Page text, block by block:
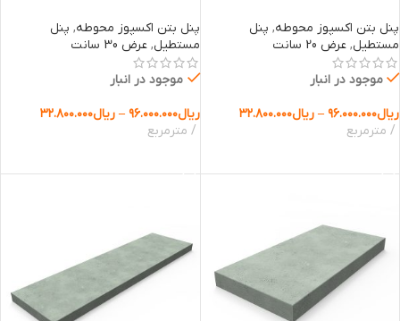
پنل بتن اکسپوز محوطه, پنل
مستطیل, عرض 20 سانت
موجود در انبار
ریال۹۶.۰۰۰.۰۰۰ – ریال۳۲.۸۰۰.۰۰۰
مترمربع
پنل بتن اکسپوز محوطه, پنل
مستطیل, عرض 30 سانت
موجود در انبار
ریال۹۶.۰۰۰.۰۰۰ – ریال۳۲.۸۰۰.۰۰۰
مترمربع